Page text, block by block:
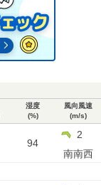
湿度
(%)
風向風速
(m/s)
94
2
南南西